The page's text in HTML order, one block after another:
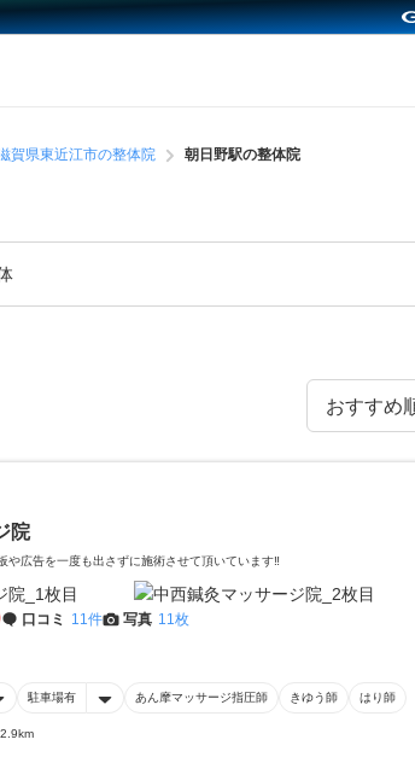
賀県東近江市の整体院 朝日野駅の整体院
院
や広告を一度も出さずに施術させて頂いています‼
口コミ 11件 写真 11枚
駐車場有 あん摩マッサージ指圧師 きゆう師 はり師